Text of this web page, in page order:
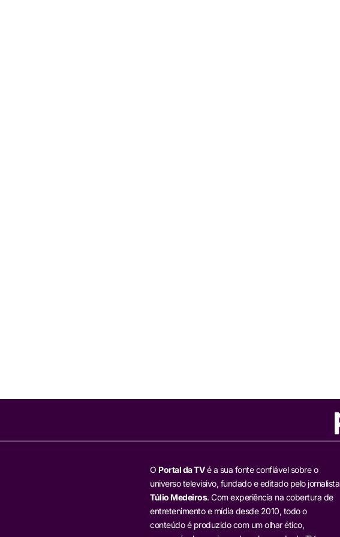
O Portal da TVé a sua fonte confiável sobre o
universo televisivo, fundado e editado pelo jornalista
Túlio Medeiros. Com experiência na cobertura de
entretenimento e mídia desde 2010, todo o
conteúdo é produzido com um olhar ético,